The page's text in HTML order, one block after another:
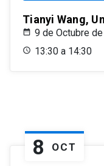
Tianyi Wang,
9 de Octubre
13:30 a 14:30
8 OCT